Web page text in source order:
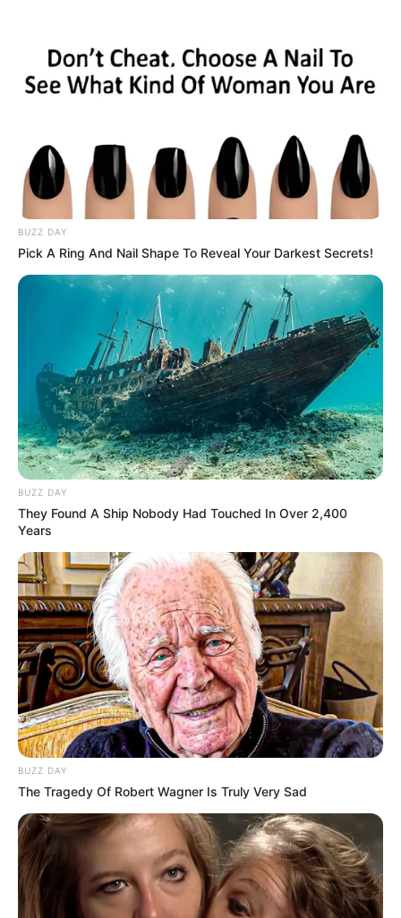
HOME
INSPIRASI
STYLE
FILM &
SERIES
NGAKAK
QUOTES
HYPE
MORE
BUZZ DAY
Pick A Ring And Nail Shape To Reveal Your Darkest Secrets!
BUZZ DAY
They Found A Ship Nobody Had Touched In Over 2,400
Years
BUZZ DAY
The Tragedy Of Robert Wagner Is Truly Very Sad